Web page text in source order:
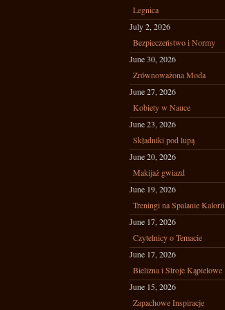
Legnica
July 2, 2026
Bezpieczeństwo i Normy
June 30, 2026
Zrównoważona Moda
June 27, 2026
Kobiety w Nauce
June 23, 2026
Składniki pod lupą
June 20, 2026
Makijaż gwiazd
June 19, 2026
Treningi na Spalanie Kalorii
June 17, 2026
Czytelnicy o Temacie
June 17, 2026
Bielizna i Stroje Kąpielowe
June 15, 2026
Zapachowe Inspiracje